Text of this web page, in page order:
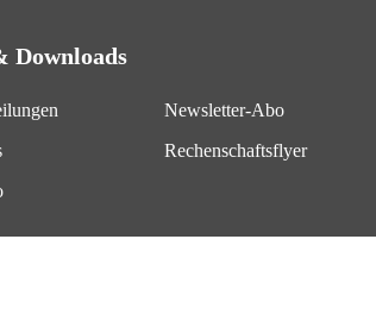
Downloads
Newsletter-Abo
Rechenschaftsflyer